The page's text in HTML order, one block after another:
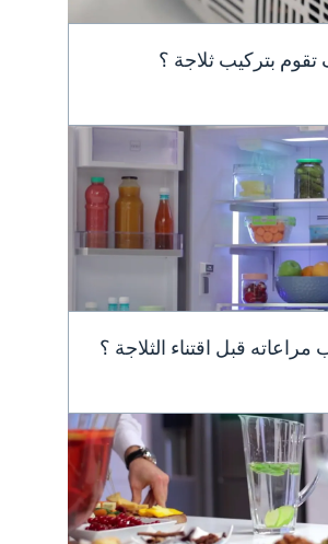
بتركيب ثلاجة ؟
قبل اقتناء الثلاجة ؟